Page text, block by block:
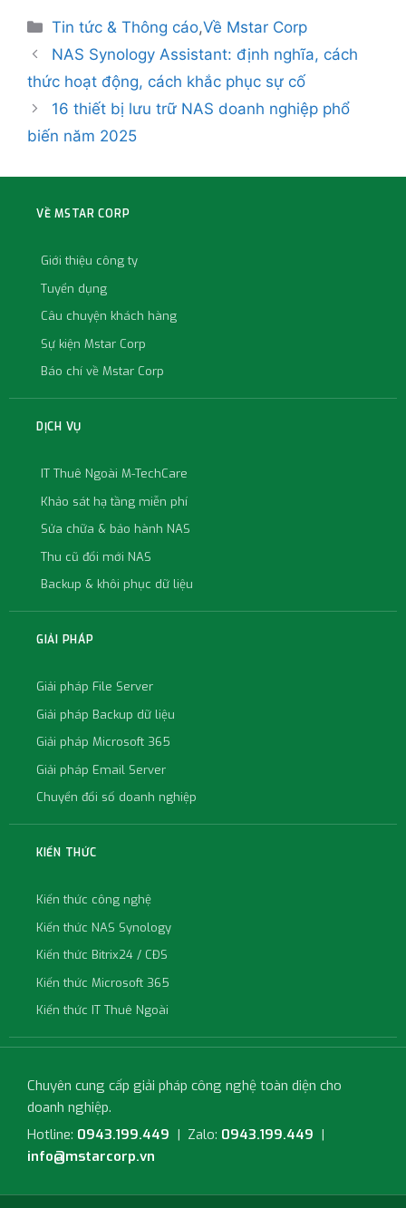
Tin tức & Thông cáo,Về Mstar Corp
NAS Synology Assistant: định nghĩa, cách
thức hoạt động, cách khắc phục sự cố
16 thiết bị lưu trữ NAS doanh nghiệp phổ
biến năm 2025
VỀ MSTAR CORP
Giới thiệu công ty
Tuyển dụng
Câu chuyện khách hàng
Sự kiện Mstar Corp
Báo chí về Mstar Corp
DỊCH VỤ
IT Thuê Ngoài M-TechCare
Khảo sát hạ tầng miễn phí
Sửa chữa & bảo hành NAS
Thu cũ đổi mới NAS
Backup & khôi phục dữ liệu
GIẢI PHÁP
Giải pháp File Server
Giải pháp Backup dữ liệu
Giải pháp Microsoft 365
Giải pháp Email Server
Chuyển đổi số doanh nghiệp
KIẾN THỨC
Kiến thức công nghệ
Kiến thức NAS Synology
Kiến thức Bitrix24 / CĐS
Kiến thức Microsoft 365
Kiến thức IT Thuê Ngoài
Chuyên cung cấp giải pháp công nghệ toàn diện cho
doanh nghiệp.
Hotline: 0943.199.449 | Zalo: 0943.199.449 |
info@mstarcorp.vn